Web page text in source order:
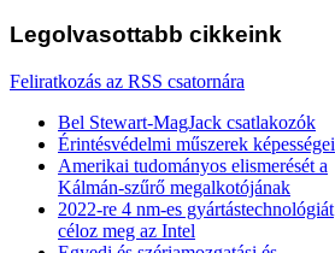
Legolvasottabb cikkeink
Feliratkozás az RSS csatornára
Bel Stewart-MagJack csatlakozók
Érintésvédelmi műszerek képességei
Amerikai tudományos elismerését a
Kálmán-szűrő megalkotójának
2022-re 4 nm-es gyártástechnológiát
céloz meg az Intel